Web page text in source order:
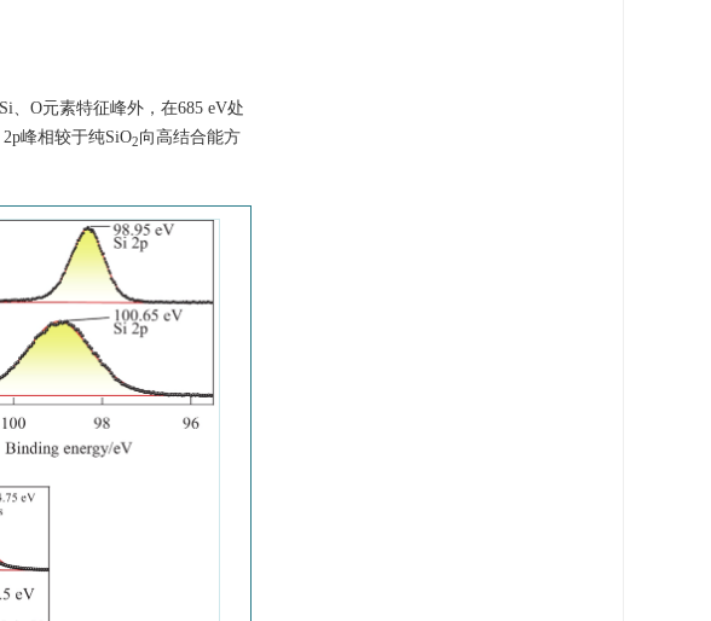
、O元素特征峰外，在685 eV处
峰相较于纯SiO2向高结合能方